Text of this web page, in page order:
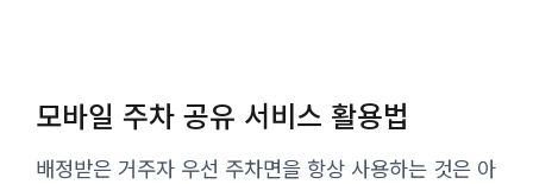
모바일 주차 공유 서비스 활용법
배정받은 거주자 우선 주차면을 항상 사용하는 것은 아